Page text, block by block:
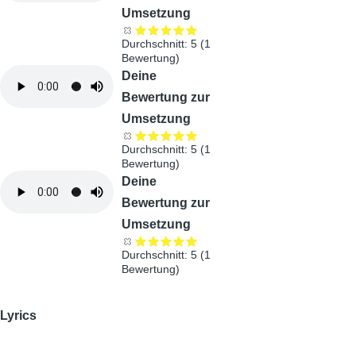
Umsetzung
Durchschnitt:5 (1
Bewertung)
Deine
Bewertung zur
Umsetzung
Durchschnitt:5 (1
Bewertung)
Deine
Bewertung zur
Umsetzung
Durchschnitt:5 (1
Bewertung)
Lyrics